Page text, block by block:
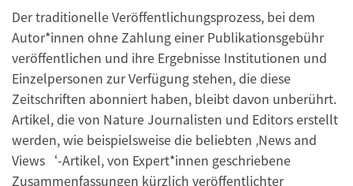
Der traditionelle Veröffentlichungsprozess, bei dem
Autor*innen ohne Zahlung einer Publikationsgebühr
veröffentlichen und ihre Ergebnisse Institutionen und
Einzelpersonen zur Verfügung stehen, die diese
Zeitschriften abonniert haben, bleibt davon unberührt.
Artikel, die von Nature Journalisten und Editors erstellt
werden, wie beispielsweise die beliebten ‚News and
Views‘-Artikel, von Expert*innen geschriebene
Zusammenfassungen kürzlich veröffentlichter